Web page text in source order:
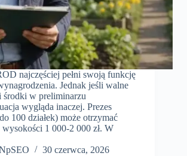
najczęściej pełni swoją funkcję
Jednak jeśli walne
środki w preliminarzu
wygląda inaczej. Prezes
100 działek) może otrzymać
1 000-2 000 zł. W
30 czerwca, 2026